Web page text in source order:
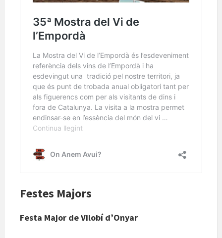
Festes Majors
Festa Major de Vilobí d’Onyar